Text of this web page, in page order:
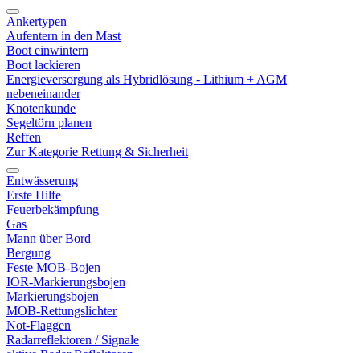
Ankertypen
Aufentern in den Mast
Boot einwintern
Boot lackieren
Energieversorgung als Hybridlösung - Lithium + AGM
nebeneinander
Knotenkunde
Segeltörn planen
Reffen
Zur Kategorie Rettung & Sicherheit
Entwässerung
Erste Hilfe
Feuerbekämpfung
Gas
Mann über Bord
Bergung
Feste MOB-Bojen
IOR-Markierungsbojen
Markierungsbojen
MOB-Rettungslichter
Not-Flaggen
Radarreflektoren / Signale